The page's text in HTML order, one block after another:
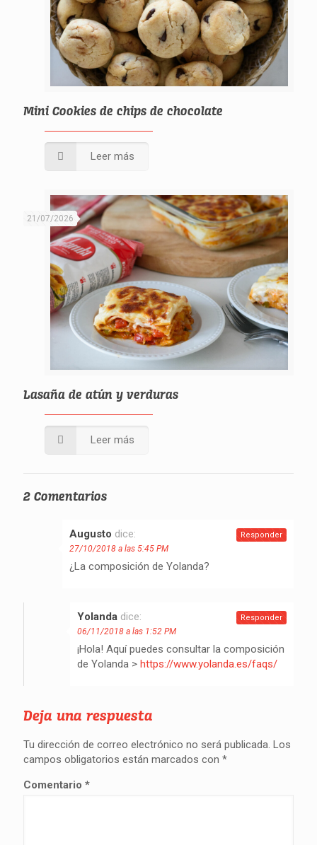
Mini Cookies de chips de chocolate
Leer más
21/07/2026
Lasaña de atún y verduras
Leer más
2 Comentarios
Augusto dice:
27/10/2018 a las 5:45 PM
¿La composición de Yolanda?
Responder
Yolanda dice:
06/11/2018 a las 1:52 PM
¡Hola! Aquí puedes consultar la composición
de Yolanda > https://www.yolanda.es/faqs/
Responder
Deja una respuesta
Tu dirección de correo electrónico no será publicada. Los
campos obligatorios están marcados con *
Comentario *